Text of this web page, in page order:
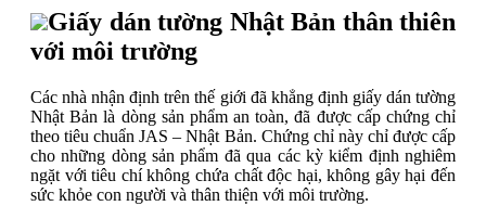
Giấy dán tường Nhật Bản thân thiên
với môi trường
Các nhà nhận định trên thế giới đã khẳng định giấy dán tường
Nhật Bản là dòng sản phẩm an toàn, đã được cấp chứng chỉ
theo tiêu chuẩn JAS – Nhật Bản. Chứng chỉ này chỉ được cấp
cho những dòng sản phẩm đã qua các kỳ kiểm định nghiêm
ngặt với tiêu chí không chứa chất độc hại, không gây hại đến
sức khỏe con người và thân thiện với môi trường.